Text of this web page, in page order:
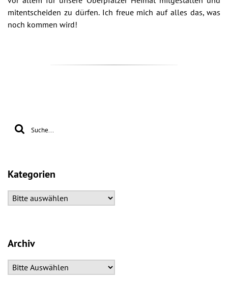
mitentscheiden zu dürfen. Ich freue mich auf alles das, was
noch kommen wird!
Kategorien
Archiv